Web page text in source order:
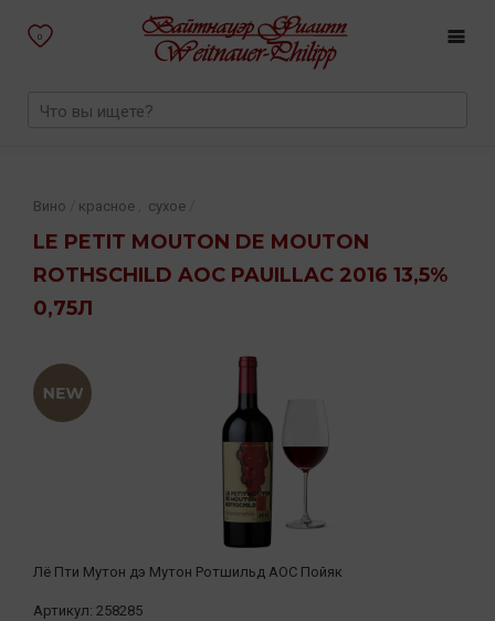
0
LE PETIT MOUTON DE MOUTON
ROTHSCHILD AOC PAUILLAC 2016 13,5%
0,75Л
Вино красное сухое
Лё Пти Мутон дэ Мутон Ротшильд АОС Пойяк
Артикул: 258285